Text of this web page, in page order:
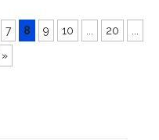
7 8 9 10 20
»